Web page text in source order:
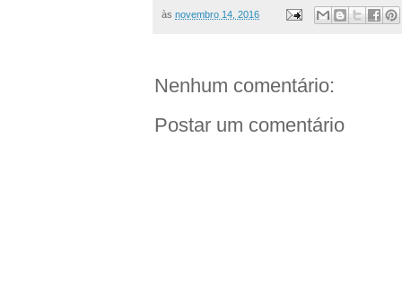
às novembro 14, 2016
Nenhum comentário:
Postar um comentário